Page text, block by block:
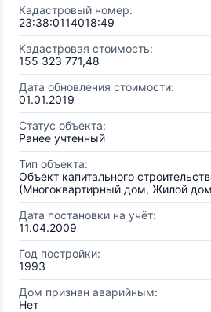
Кадастровый номер:
23:38:0114018:49
Кадастровая стоимость:
155 323 771,48
Дата обновления стоимости:
01.01.2019
Статус объекта:
Ранее учтенный
Тип объекта:
Объект капитального
(Многоквартирный дом, Жилой
Дата постановки на учёт:
11.04.2009
Год постройки:
1993
Дом признан аварийным:
Нет